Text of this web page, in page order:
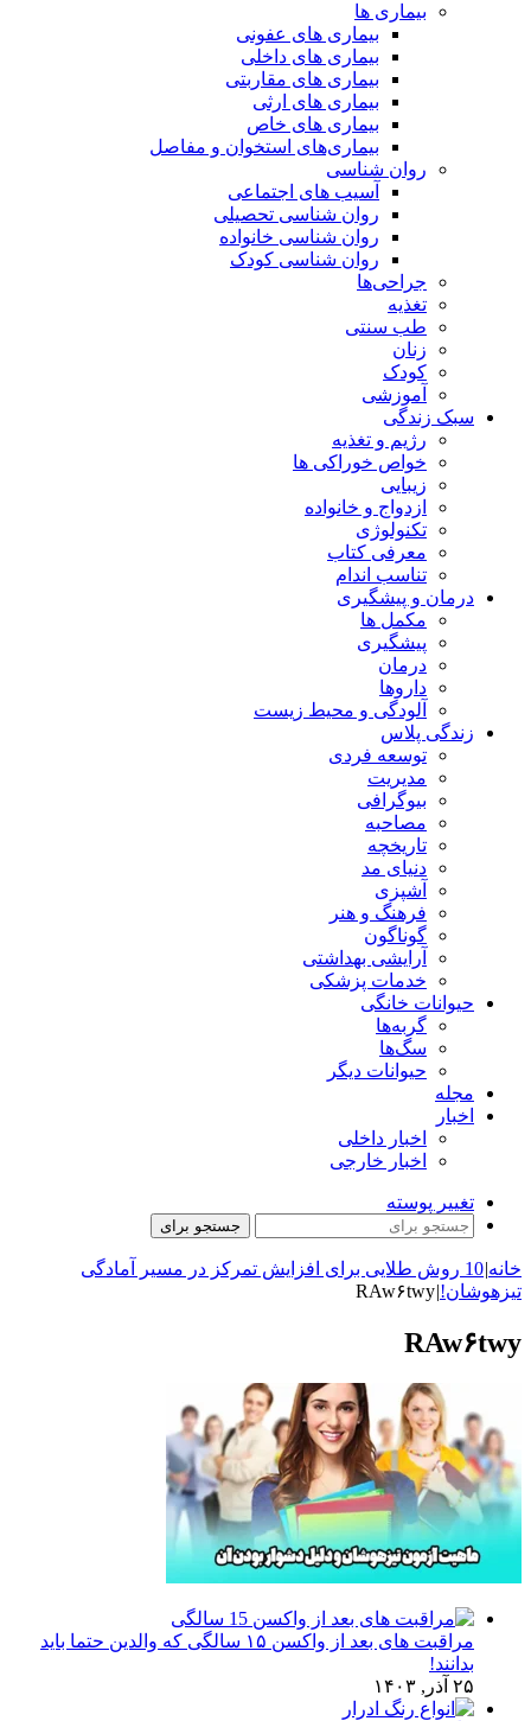
بیماری ها
بیماری های عفونی
بیماری های داخلی
بیماری های مقاربتی
بیماری های ارثی
بیماری های خاص
بیماری‌های استخوان و مفاصل
روان شناسی
آسیب های اجتماعی
روان شناسی تحصیلی
روان شناسی خانواده
روان شناسی کودک
جراحی‌ها
تغذیه
طب سنتی
زنان
کودک
آموزشی
سبک زندگی
رژیم و تغذیه
خواص خوراکی ها
زیبایی
ازدواج و خانواده
تکنولوژی
معرفی کتاب
تناسب اندام
درمان و پیشگیری
مکمل ها
پیشگیری
درمان
داروها
آلودگی و محیط زیست
زندگی پلاس
توسعه فردی
مدیریت
بیوگرافی
مصاحبه
تاریخچه
دنیای مد
آشپزی
فرهنگ و هنر
گوناگون
آرایشی بهداشتی
خدمات پزشکی
حیوانات خانگی
گربه‌ها
سگ‌ها
حیوانات دیگر
مجله
اخبار
اخبار داخلی
اخبار خارجی
تغییر پوسته
جستجو برای
خانه|
10 روش طلایی برای افزایش تمرکز در مسیر آمادگی
تیزهوشان!|RAw۶twy
RAw۶twy
مراقبت های بعد از واکسن ۱۵ سالگی که والدین حتما باید
بدانند!
۲۵ آذر, ۱۴۰۳